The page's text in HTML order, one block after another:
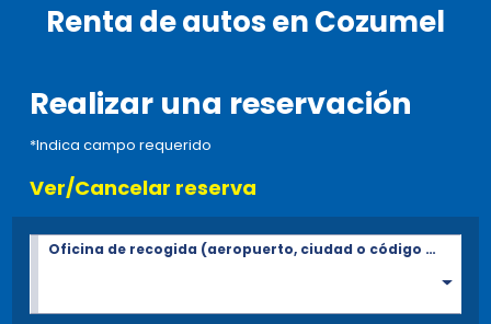
Renta de autos en Cozumel
Realizar una reservación
*Indica campo requerido
Ver/Cancelar reserva
Oficina de recogida (aeropuerto, ciudad o código Postal)*